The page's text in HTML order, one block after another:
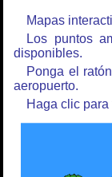
Mapas
Los puntos
disponibles.
Ponga el
aeropuerto.
Haga clic